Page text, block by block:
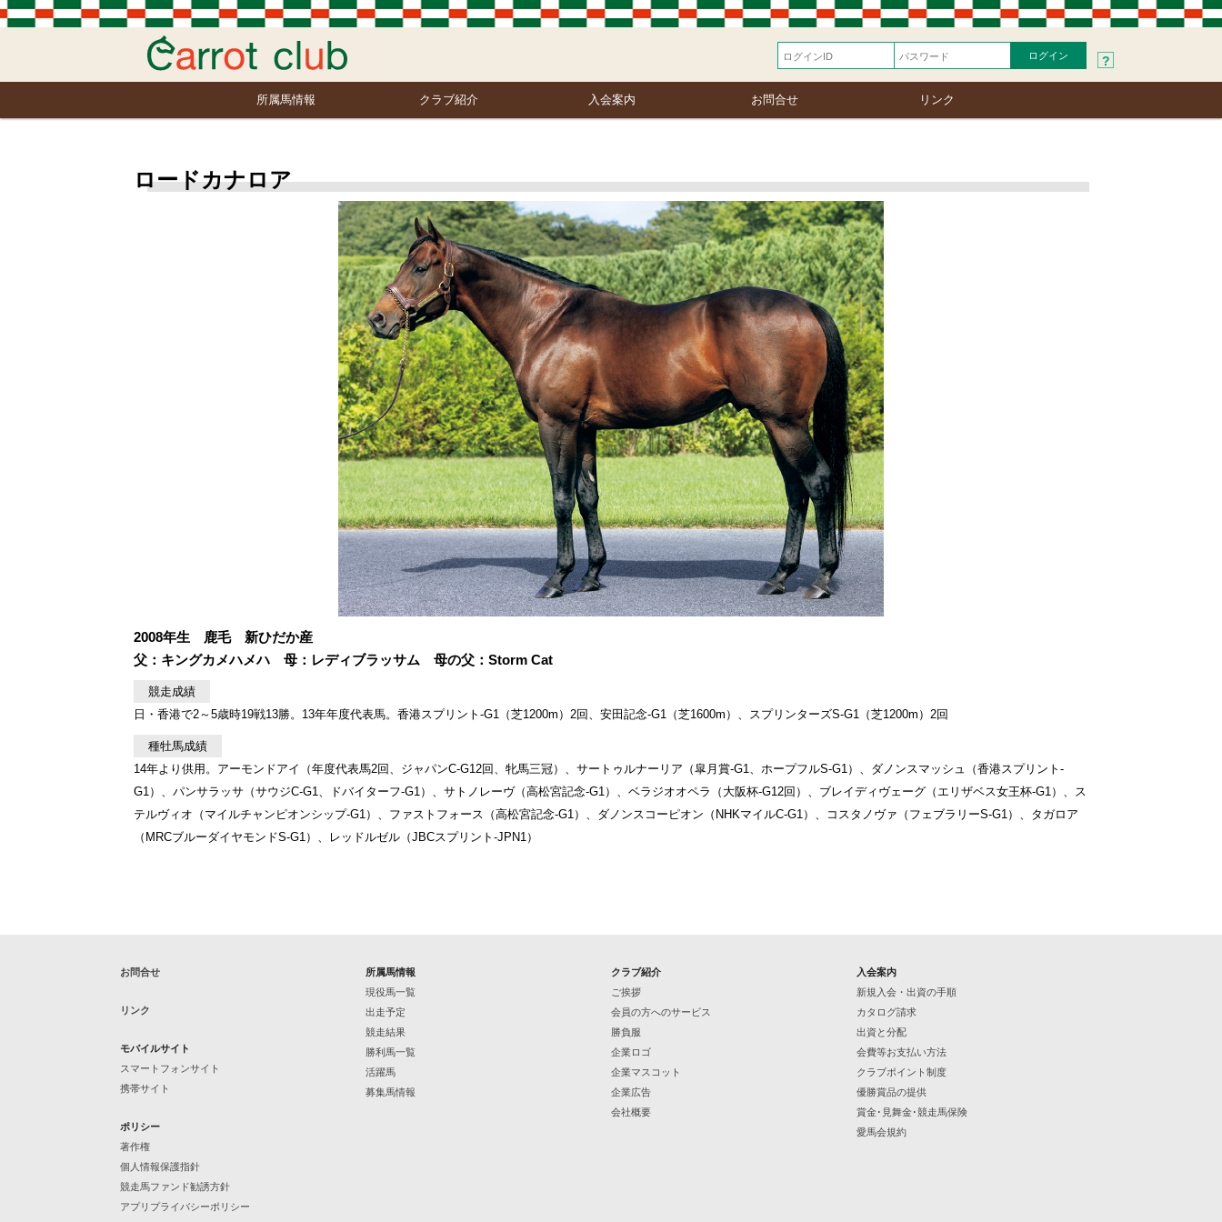
?
所属馬情報 クラブ紹介 入会案内 お問合せ リンク
ロードカナロア
2008年生 鹿毛 新ひだか産
父：キングカメハメハ 母：レディブラッサム 母の父：Storm Cat
競走成績
日・香港で2～5歳時19戦13勝。13年年度代表馬。香港スプリント-G1（芝1200m）2回、安田記念-G1（芝1600m）、スプリンターズS-G1（芝1200m）2回
種牡馬成績
14年より供用。アーモンドアイ（年度代表馬2回、ジャパンC-G12回、牝馬三冠）、サートゥルナーリア（皐月賞-G1、ホープフルS-G1）、ダノンスマッシュ（香港スプリント-
G1）、パンサラッサ（サウジC-G1、ドバイターフ-G1）、サトノレーヴ（高松宮記念-G1）、ベラジオオペラ（大阪杯-G12回）、ブレイディヴェーグ（エリザベス女王杯-G1）、ス
テルヴィオ（マイルチャンピオンシップ-G1）、ファストフォース（高松宮記念-G1）、ダノンスコーピオン（NHKマイルC-G1）、コスタノヴァ（フェブラリーS-G1）、タガロア
（MRCブルーダイヤモンドS-G1）、レッドルゼル（JBCスプリント-JPN1）
お問合せ
リンク
モバイルサイト
スマートフォンサイト
携帯サイト
ポリシー
著作権
個人情報保護指針
競走馬ファンド勧誘方針
アプリプライバシーポリシー
所属馬情報
現役馬一覧
出走予定
競走結果
勝利馬一覧
活躍馬
募集馬情報
クラブ紹介
ご挨拶
会員の方へのサービス
勝負服
企業ロゴ
企業マスコット
企業広告
会社概要
入会案内
新規入会・出資の手順
カタログ請求
出資と分配
会費等お支払い方法
クラブポイント制度
優勝賞品の提供
賞金･見舞金･競走馬保険
愛馬会規約